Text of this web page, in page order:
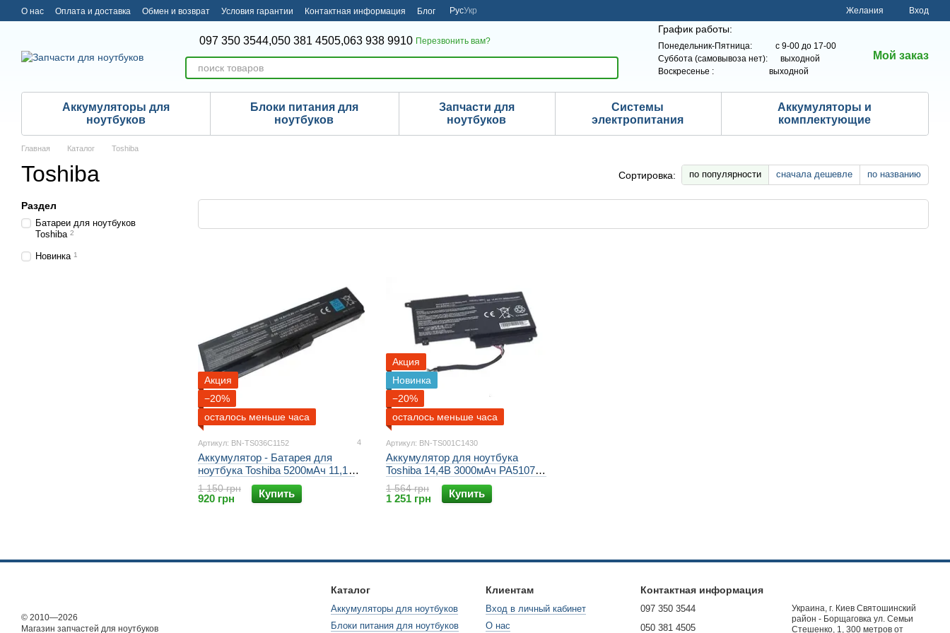
Перейти к основному контенту
О нас Оплата и доставка Обмен и возврат Условия гарантии Контактная информация Блог РусУкр Желания Вход
097 350 3544,050 381 4505,063 938 9910 Перезвонить вам?
График работы:
Понедельник-Пятница: с 9-00 до 17-00
Суббота (самовывоза нет): выходной
Воскресенье : выходной
Мой заказ
Аккумуляторы для
ноутбуков
Блоки питания для
ноутбуков
Запчасти для
ноутбуков
Системы
электропитания
Аккумуляторы и
комплектующие
Главная Каталог Toshiba
Toshiba Сортировка: по популярности сначала дешевле по названию
Акция
−20%
осталось меньше часа
Артикул: BN-TS036C1152 4
Аккумулятор - Батарея для
ноутбука Toshiba 5200мАч 11,1В
PA3817U-1BRS PA3817U-1BAS
PA3634U-1BRS PA3634U-1BAS
PA3819U-1BRS PA3816U-1BRS
1 150 грн
920 грн Купить
Акция
Новинка
−20%
осталось меньше часа
Артикул: BN-TS001C1430
Аккумулятор для ноутбука
Toshiba 14,4В 3000мАч PA5107U-
1BRS Satellite L40 Satellite L50
Satellite L55 Satellite P50 Satellite
P55 Toshiba L40 Toshiba L50
1 564 грн
1 251 грн Купить
Раздел
Батареи для ноутбуков
Toshiba 2
Новинка 1
© 2010—2026
Магазин запчастей для ноутбуков
Каталог
Аккумуляторы для ноутбуков
Блоки питания для ноутбуков
Клиентам
Вход в личный кабинет
О нас
Контактная информация
097 350 3544
050 381 4505
Украина, г. Киев Святошинский
район - Борщаговка ул. Семьи
Стешенко, 1, 300 метров от